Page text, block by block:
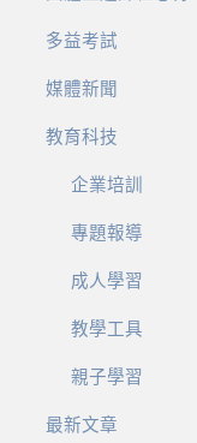
多益考試
媒體新聞
教育科技
企業培訓
專題報導
成人學習
教學工具
親子學習
最新文章